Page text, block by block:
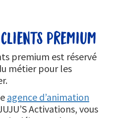
premium
premium est réservé
métier pour les
agence d’animation
Activations, vous